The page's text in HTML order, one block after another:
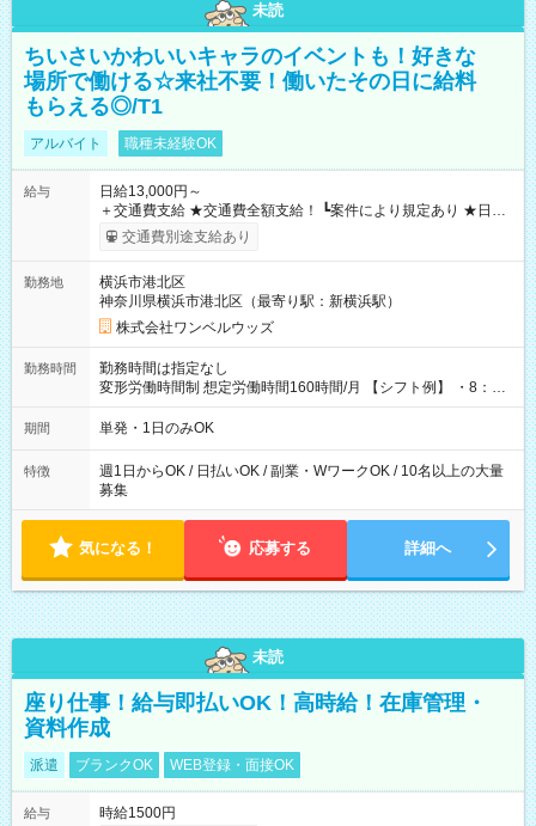
未読
ちいさいかわいいキャラのイベントも！好きな
場所で働ける☆来社不要！働いたその日に給料
もらえる◎/T1
アルバイト 職種未経験OK
給与
日給13,000円～
＋交通費支給 ★交通費全額支給！ ┗案件により規定あり ★日払
いOK！（規定あり） ┗働いたその日に現金GET♪ お仕事後はコ
ンビニATMから 日払い分を引き落とせます！ 【試用期間】試
交通費別途支給あり
勤務地
横浜市港北区
神奈川県横浜市港北区（最寄り駅：新横浜駅）
株式会社ワンベルウッズ
勤務時間
勤務時間は指定なし
変形労働時間制 想定労働時間160時間/月 【シフト例】 ・8：00
～21：00
期間 単発・1日のみOK
特徴
週1日からOK / 日払いOK / 副業・WワークOK / 10名以上の大量
募集
気になる！ 応募する 詳細へ
未読
座り仕事！給与即払いOK！高時給！在庫管理・
資料作成
派遣 ブランクOK WEB登録・面接OK
給与
時給1500円